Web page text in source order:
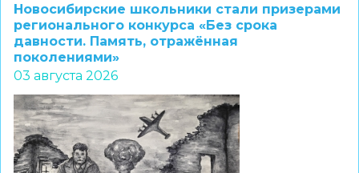
на
получение
статуса
«Площадка
НТО»
2026–
2027
учебного
Новосибирские школьники стали призерами
регионального конкурса «Без срока
давности. Память, отражённая
поколениями»
03 августа 2026